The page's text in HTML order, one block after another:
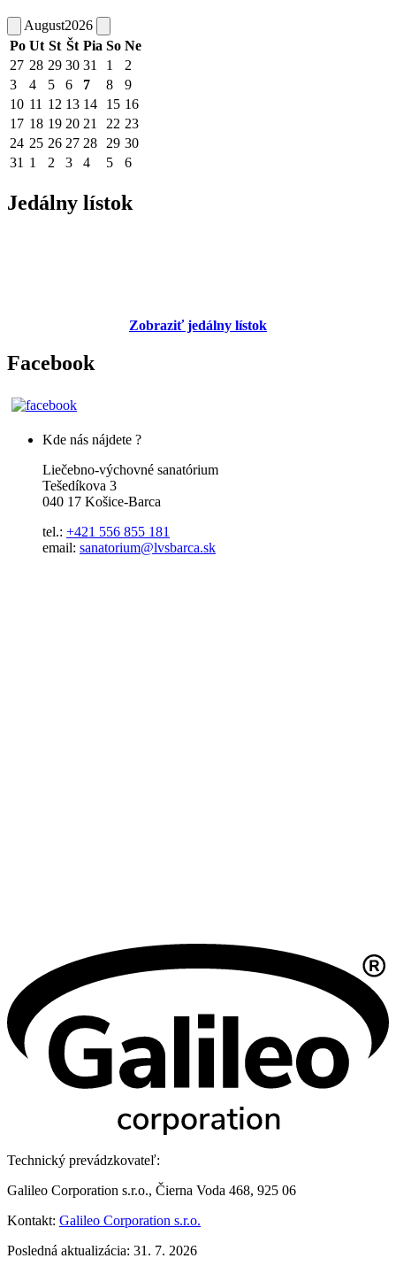
August2026
Po Ut St Št Pia So Ne
27 28 29 30 31 1
2
3
4 5 6 7 8
9
10 11 12 13 14 15 16
17 18 19 20 21 22 23
24 25 26 27 28 29 30
31 1 2 3 4 5 6
Jedálny lístok
Zobraziť jedálny lístok
Facebook
Kde nás nájdete ?
Liečebno-výchovné sanatórium
Tešedíkova 3
040 17 Košice-Barca
tel.: +421 556 855 181
email: sanatorium@lvsbarca.sk
Technický prevádzkovateľ:
Galileo Corporation s.r.o., Čierna Voda 468, 925 06
Kontakt: Galileo Corporation s.r.o.
Posledná aktualizácia: 31. 7. 2026